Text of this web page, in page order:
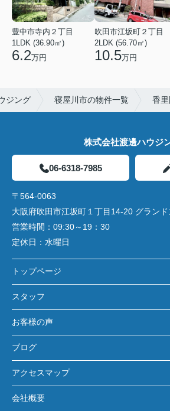
豊中市寺内２丁目
1LDK (36.90㎡)
6.2万円
吹田市江坂町２丁目
2LDK (56.70㎡)
10.5万円
ジング 寝屋川市の物件一覧 香
株式会社渡邊ハウジ
06-6318-7985
〒564-0063
大阪府吹田市江坂町１丁目14‐20 グラン
営業時間： 09:30～19：30
定休日： 水曜日
トップページ
スタッフ
お客様の声
ブログ
アクセスマップ
会社概要